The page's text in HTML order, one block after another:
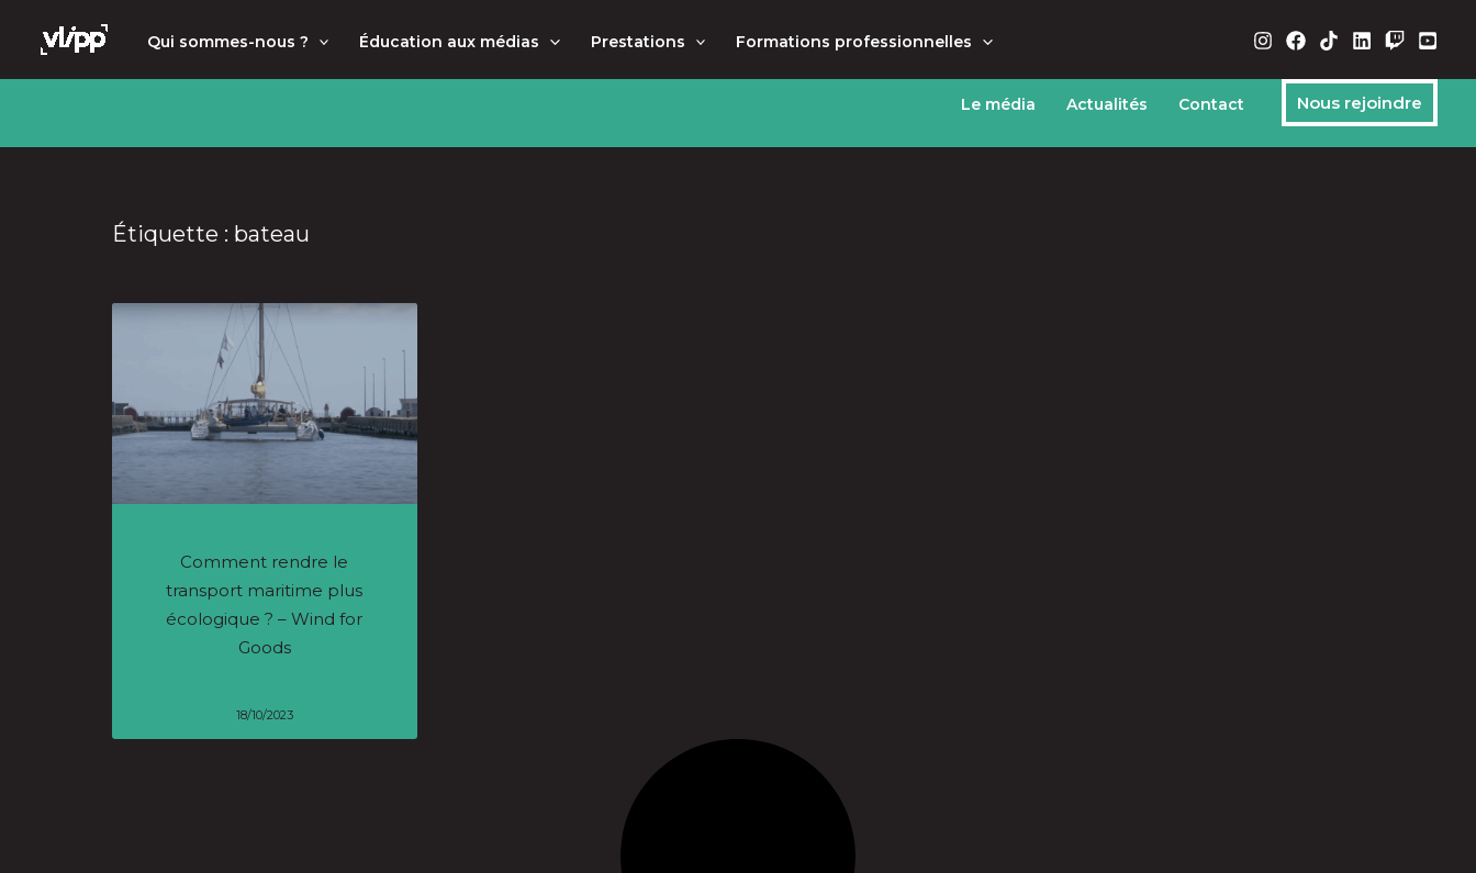
principal
Qui sommes-nous ? Éducation aux médias Prestations Formations professionnelles
Le média Actualités Contact Nous rejoindre
Étiquette : bateau
Comment rendre le
transport maritime plus
écologique ? – Wind for
Goods
18/10/2023